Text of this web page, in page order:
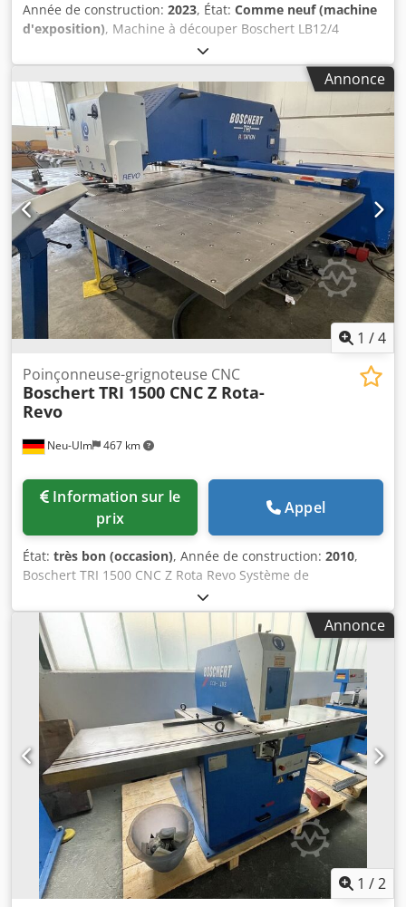
Année de construction: 2023, État: Comme neuf (machine
d'exposition), Machine à découper Boschert LB12/4
Couleur de la machine : bleu, nuance RAL 5017 Angle de
coupe : 90° Dedpfofgq Uijx Amrsck Capacité de coupe : 4
mm d’acier St42 3 mm d’acier inoxydable Puissance
absorbée : 4 kW Poids : 760 kg Machine équipée de 2
butées avec une butée mobile Longueur de la butée : 300
mm Butée intérieure pour la découpe de bandes jusqu’à
225 mm Protection en plexiglas Conformité CE et garantie
machine neuve
Annonce
1 /4
Neu-Ulm 467 km
Poinçonneuse-grignoteuse CNC
BoschertTRI 1500 CNC Z Rota-
Revo
prix
Appel
État: très bon (occasion), Année de construction: 2010,
Boschert TRI 1500 CNC Z Rota Revo Système de
changement rapide d’outils TRUMPF Force de
poinçonnage : 3 x 280 kN (28 tonnes) Station 1 : Outil
système Trumpf – taille 3 (105 mm) avec dispositif de
pulvérisation Station 2 : Outil système Trumpf – taille 3
(105 mm), rotation librement indexable Station 3 : Outil
système Trumpf / Boschert Revotool – taille 3 (105 mm)
incluant le porte-outil Revotool à 8 positions Courses : x –
3 000 mm (réglage possible jusqu’à 9 999 mm) y –
1 580 mm Portée du bras de poinçonnage : 1 730 mm
Système d’outils Trumpf taille 1 à 3 (105 mm) Labod 32060,
commande graphique / programmable en atelier
Épaisseur maximale de la tôle : 6 mm (ouverture des
pinces) Course maximale : 90 mm vers le haut et vers le
bas, réglable en continu. Aspiration des chutes de
poinçonnage Roulements à billes dans la table de la
machine Largeur de la table à gauche et à droite :
3 200 mm de chaque côté Profondeur de la table :
Annonce
1 /2